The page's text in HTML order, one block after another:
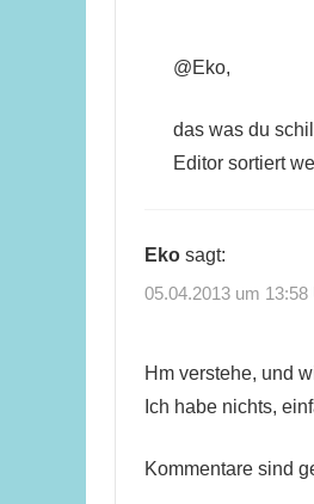
@Eko,
das was du
Editor sortiert
Eko sagt:
05.04.2013 um 13:58
Hm verstehe, und
Ich habe nichts,
Kommentare sind